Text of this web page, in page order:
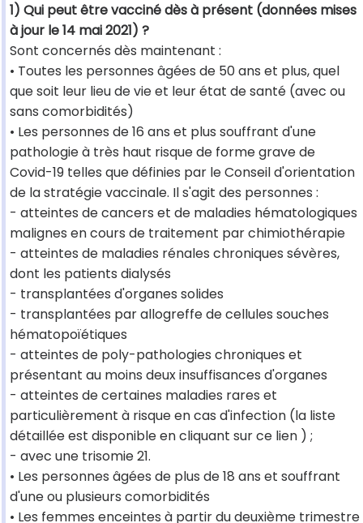
1) Qui peut être vacciné dès à présent (données mises
à jour le 14 mai 2021) ?
Sont concernés dès maintenant :
• Toutes les personnes âgées de 50 ans et plus, quel
que soit leur lieu de vie et leur état de santé (avec ou
sans comorbidités)
• Les personnes de 16 ans et plus souffrant d'une
pathologie à très haut risque de forme grave de
Covid-19 telles que définies par le Conseil d'orientation
de la stratégie vaccinale. Il s'agit des personnes :
- atteintes de cancers et de maladies hématologiques
malignes en cours de traitement par chimiothérapie
- atteintes de maladies rénales chroniques sévères,
dont les patients dialysés
- transplantées d'organes solides
- transplantées par allogreffe de cellules souches
hématopoïétiques
- atteintes de poly-pathologies chroniques et
présentant au moins deux insuffisances d'organes
- atteintes de certaines maladies rares et
particulièrement à risque en cas d'infection (la liste
détaillée est disponible en cliquant sur ce lien ) ;
- avec une trisomie 21.
• Les personnes âgées de plus de 18 ans et souffrant
d'une ou plusieurs comorbidités
• Les femmes enceintes à partir du deuxième trimestre